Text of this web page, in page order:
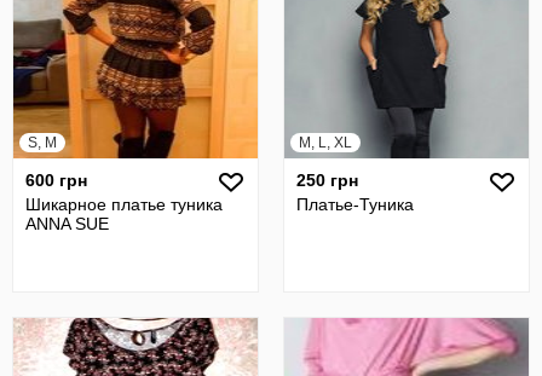
S, M
600 грн
Шикарное платье туника
ANNA SUE
M, L, XL
250 грн
Платье-Туника